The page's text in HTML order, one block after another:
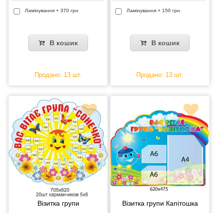
Ламінування + 370 грн
В кошик
Продано: 13 шт.
Ламінування + 150 грн
В кошик
Продано: 13 шт.
Візитка групи Візитка групи Капітошка